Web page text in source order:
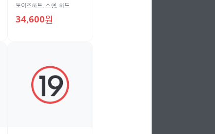
토이즈하트,소형,하드
34,600원